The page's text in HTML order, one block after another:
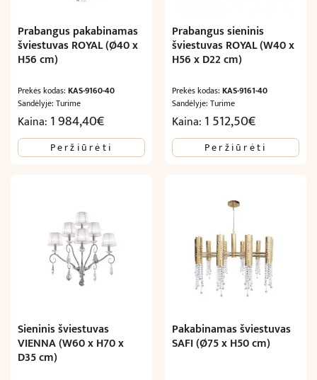
Prabangus pakabinamas
šviestuvas ROYAL (Ø40 x
H56 cm)
Prekės kodas: KAS-9160-40
Sandėlyje: Turime
Kaina: 1 984,40€
Peržiūrėti
Prabangus sieninis
šviestuvas ROYAL (W40 x
H56 x D22 cm)
Prekės kodas:KAS-9161-40
Sandėlyje: Turime
Kaina: 1 512,50€
Peržiūrėti
Sieninis šviestuvas
VIENNA (W60 x H70 x
D35 cm)
Pakabinamas šviestuvas
SAFI (Ø75 x H50 cm)